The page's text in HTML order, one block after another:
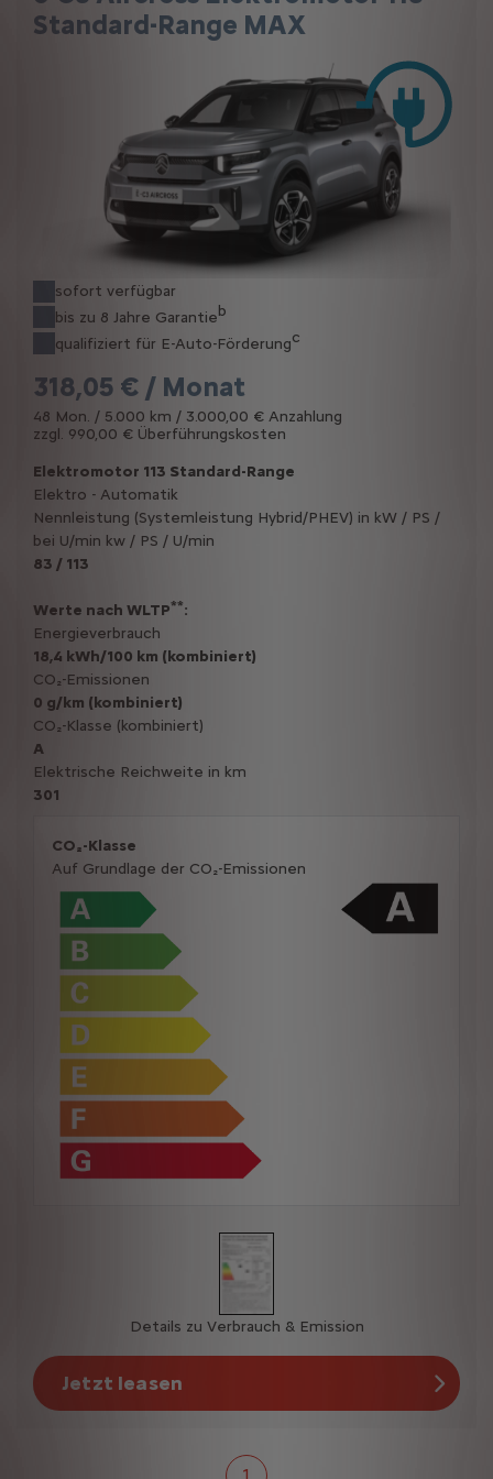
Standard-Range MAX
sofort verfügbar
bis zu 8 Jahre Garantieb
qualifiziert für E-Auto-Förderungc
318,05 € / Monat
48 Mon. / 5.000 km / 3.000,00 € Anzahlung
zzgl. 990,00 € Überführungskosten
Elektromotor 113 Standard-Range
Elektro - Automatik
Nennleistung (Systemleistung Hybrid/PHEV) in kW / PS /
bei U/min kw / PS / U/min
83 / 113
Werte nach WLTP**:
Energieverbrauch
18,4 kWh/100 km (kombiniert)
CO₂-Emissionen
0 g/km (kombiniert)
CO₂-Klasse (kombiniert)
A
Elektrische Reichweite in km
301
CO₂-Klasse
Auf Grundlage der CO₂-Emissionen
Details zu Verbrauch & Emission
Jetzt leasen